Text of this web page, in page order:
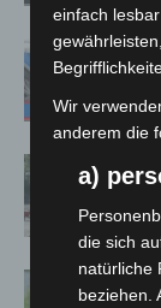
einfach
Wir
anderem die
a)
die sich
natürliche
beziehen.